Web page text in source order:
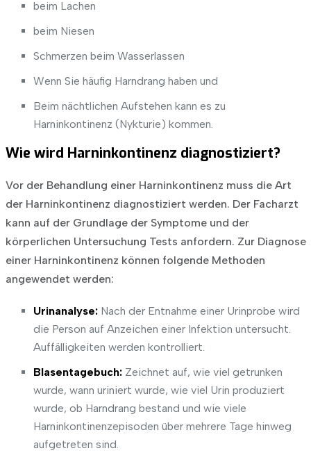
beim Lachen
beim Niesen
Schmerzen beim Wasserlassen
Wenn Sie häufig Harndrang haben und
Beim nächtlichen Aufstehen kann es zu
Harninkontinenz (Nykturie) kommen.
Wie wird Harninkontinenz diagnostiziert?
Vor der Behandlung einer Harninkontinenz muss die Art
der Harninkontinenz diagnostiziert werden. Der Facharzt
kann auf der Grundlage der Symptome und der
körperlichen Untersuchung Tests anfordern. Zur Diagnose
einer Harninkontinenz können folgende Methoden
angewendet werden:
Urinanalyse:Nach der Entnahme einer Urinprobe wird
die Person auf Anzeichen einer Infektion untersucht.
Auffälligkeiten werden kontrolliert.
Blasentagebuch:Zeichnet auf, wie viel getrunken
wurde, wann uriniert wurde, wie viel Urin produziert
wurde, ob Harndrang bestand und wie viele
Harninkontinenzepisoden über mehrere Tage hinweg
aufgetreten sind.